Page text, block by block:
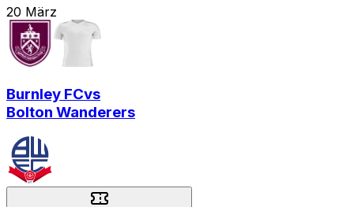
20 März
Burnley FCvs
Bolton Wanderers